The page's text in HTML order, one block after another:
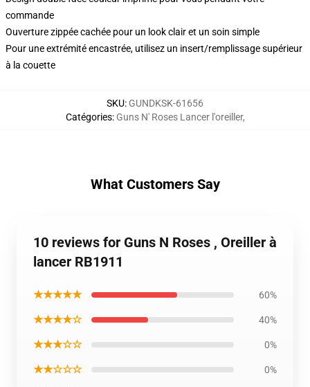
commande
Ouverture zippée cachée pour un look clair et un soin simple
Pour une extrémité encastrée, utilisez un insert/remplissage supérieur
à la couette
SKU: GUNDKSK-61656
Catégories: Guns N' Roses Lancer l'oreiller,
What Customers Say
10 reviews for Guns N Roses , Oreiller à
lancer RB1911
★★★★★ 60%
★★★★☆ 40%
★★★☆☆ 0%
★★☆☆☆ 0%